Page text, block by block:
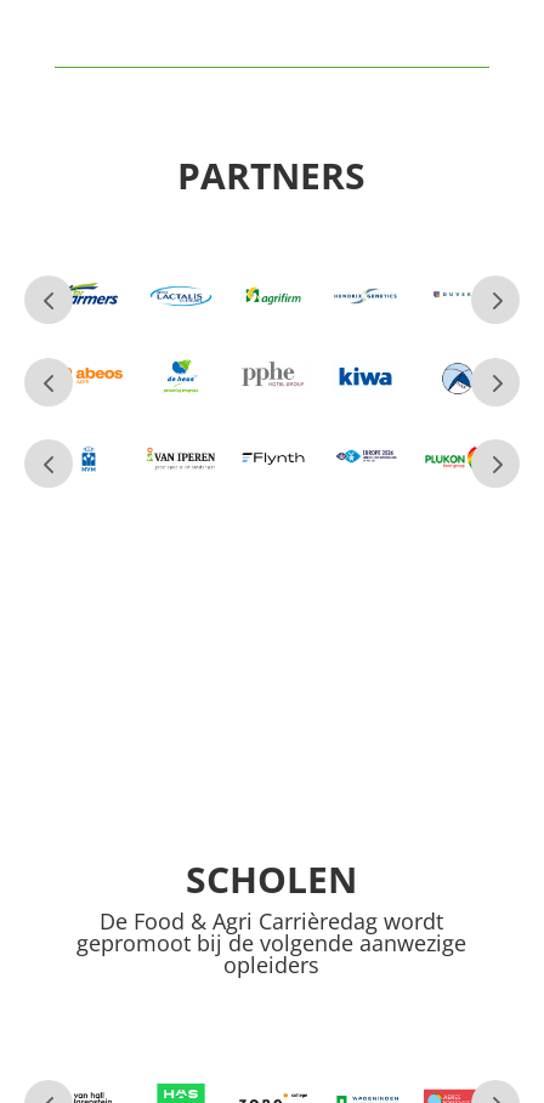
PARTNERS
SCHOLEN
De Food & Agri Carrièredag wordt
gepromoot bij de volgende aanwezige
opleiders